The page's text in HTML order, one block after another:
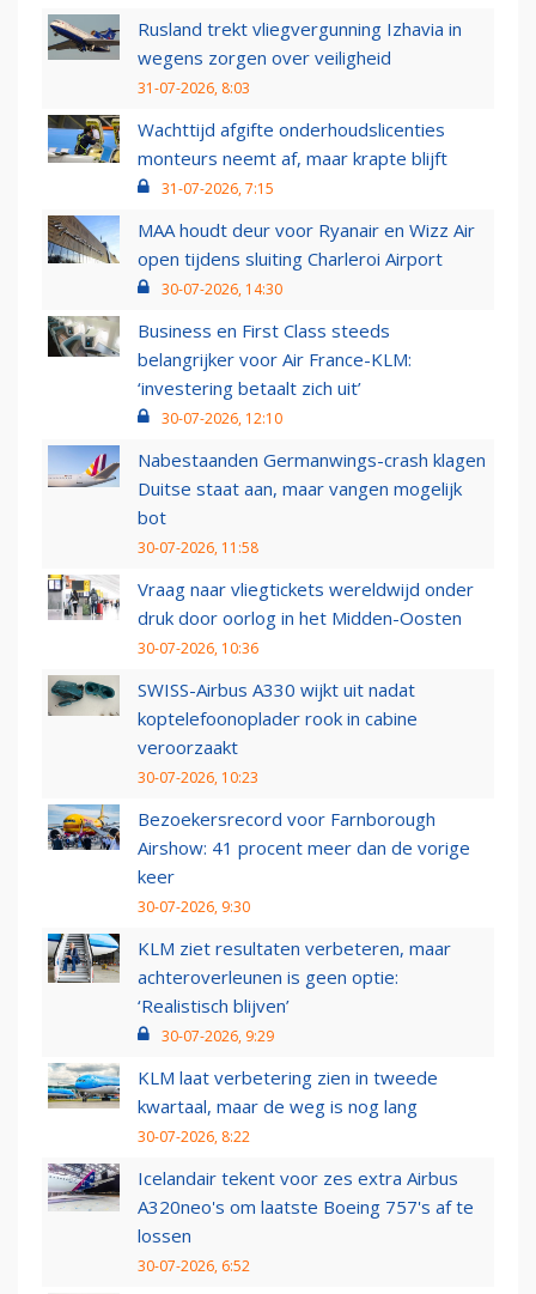
Rusland trekt vliegvergunning Izhavia in
wegens zorgen over veiligheid
31-07-2026, 8:03
Wachttijd afgifte onderhoudslicenties
monteurs neemt af, maar krapte blijft
31-07-2026, 7:15
MAA houdt deur voor Ryanair en Wizz Air
open tijdens sluiting Charleroi Airport
30-07-2026, 14:30
Business en First Class steeds
belangrijker voor Air France-KLM:
‘investering betaalt zich uit’
30-07-2026, 12:10
Nabestaanden Germanwings-crash klagen
Duitse staat aan, maar vangen mogelijk
bot
30-07-2026, 11:58
Vraag naar vliegtickets wereldwijd onder
druk door oorlog in het Midden-Oosten
30-07-2026, 10:36
SWISS-Airbus A330 wijkt uit nadat
koptelefoonoplader rook in cabine
veroorzaakt
30-07-2026, 10:23
Bezoekersrecord voor Farnborough
Airshow: 41 procent meer dan de vorige
keer
30-07-2026, 9:30
KLM ziet resultaten verbeteren, maar
achteroverleunen is geen optie:
‘Realistisch blijven’
30-07-2026, 9:29
KLM laat verbetering zien in tweede
kwartaal, maar de weg is nog lang
30-07-2026, 8:22
Icelandair tekent voor zes extra Airbus
A320neo's om laatste Boeing 757's af te
lossen
30-07-2026, 6:52